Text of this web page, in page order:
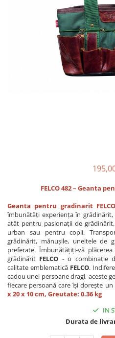
CUTITE PENTRU ALTOIT
CUTITE DE BUZUNAR
FOARFECE ELECTRICE SI
FELCO 482 – Geanta
Geanta pentru gradinarit
îmbunătăți experiența în grădinărit,
atât pentru pasionații de
urban sau pentru copii.
grădinărit, mănușile, uneltele de
preferate. Îmbunătățiți-vă
grădinărit FELCO - o combinație
calitate emblematică FELCO.
cadou unei persoane dragi, aceste
fiecare persoană care își dorește
x 20 x 10 cm, Greutate: 0.36 kg
IN
Durata de